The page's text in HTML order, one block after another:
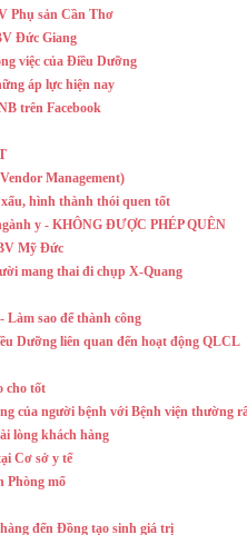
Phụ sản Cần Thơ
Đức Giang
việc của Điều Dưỡng
áp lực hiện nay
trên Facebook
Management)
hình thành thói quen tốt
y - KHÔNG ĐƯỢC PHÉP QUÊN
Mỹ Đức
mang thai đi chụp X-Quang
Làm sao để thành công
Dưỡng liên quan đến hoạt động QLCL
cho tốt
của người bệnh với Bệnh viện thường
lòng khách hàng
Cơ sở y tế
Phòng mổ
đến Đồng tạo sinh giá trị